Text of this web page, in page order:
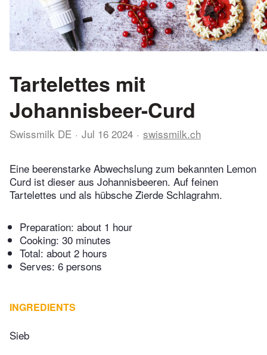
Tartelettes mit
Johannisbeer-Curd
Swissmilk DE Jul 16 2024 swissmilk.ch
Eine beerenstarke Abwechslung zum bekannten Lemon
Curd ist dieser aus Johannisbeeren. Auf feinen
Tartelettes und als hübsche Zierde Schlagrahm.
Preparation: about 1 hour
Cooking: 30 minutes
Total: about 2 hours
Serves: 6 persons
INGREDIENTS
Sieb